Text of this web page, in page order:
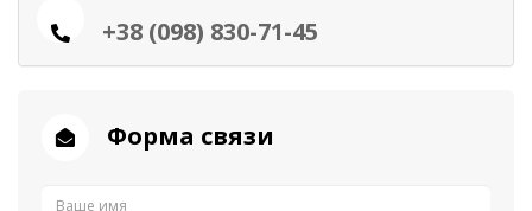
+38 (098) 830-71-45
Форма связи